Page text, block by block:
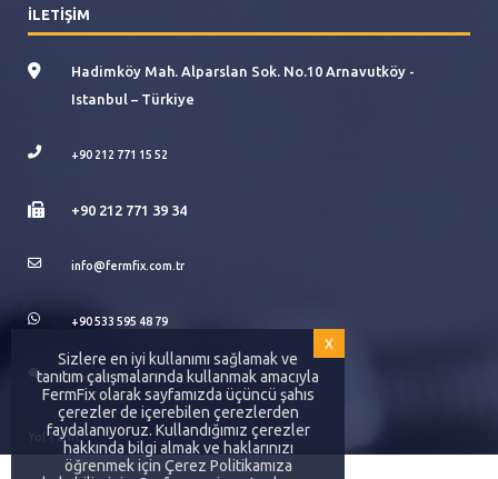
İLETİŞİM
Hadimköy Mah. Alparslan Sok. No.10 Arnavutköy -
Istanbul – Türkiye
+90 212 771 15 52
+90 212 771 39 34
info@fermfix.com.tr
+90 533 595 48 79
SomaKimya
Yol Tarifi
Sizlere en iyi kullanımı sağlamak ve
tanıtım çalışmalarında kullanmak amacıyla
FermFix olarak sayfamızda üçüncü şahıs
çerezler de içerebilen çerezlerden
faydalanıyoruz. Kullandığımız çerezler
hakkında bilgi almak ve haklarınızı
öğrenmek için Çerez Politikamıza
x